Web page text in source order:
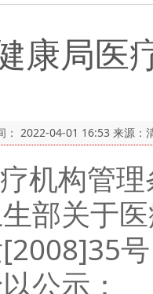
康局医
： 2022-04-01 16:53 来源
构管理
部关于
公示：